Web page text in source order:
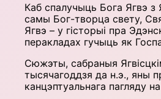
Каб спалучыць Бога Ягвэ з
самы Бог-творца свету,
Ягвэ – у гісторыі пра
перакладах гучыць як
Сюжэты, сабраныя
тысячагоддзя да н.э., яны
канцэптуальнага пагляду